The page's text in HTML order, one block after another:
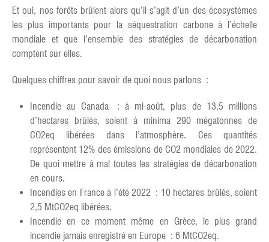
Et oui, nos forêts brûlent alors qu’il s’agit d’un des écosystèmes
les plus importants pour la séquestration carbone à l’échelle
mondiale et que l’ensemble des stratégies de décarbonation
comptent sur elles.
Quelques chiffres pour savoir de quoi nous parlons :
Incendie au Canada : à mi-août, plus de 13,5 millions
d’hectares brûlés, soient à minima 290 mégatonnes de
CO2eq libérées dans l’atmosphère. Ces quantités
représentent 12% des émissions de CO2 mondiales de 2022.
De quoi mettre à mal toutes les stratégies de décarbonation
en cours.
Incendies en France à l’été 2022 : 10 hectares brûlés, soient
2,5 MtCO2eq libérées.
Incendie en ce moment même en Grèce, le plus grand
incendie jamais enregistré en Europe : 6 MtCO2eq.